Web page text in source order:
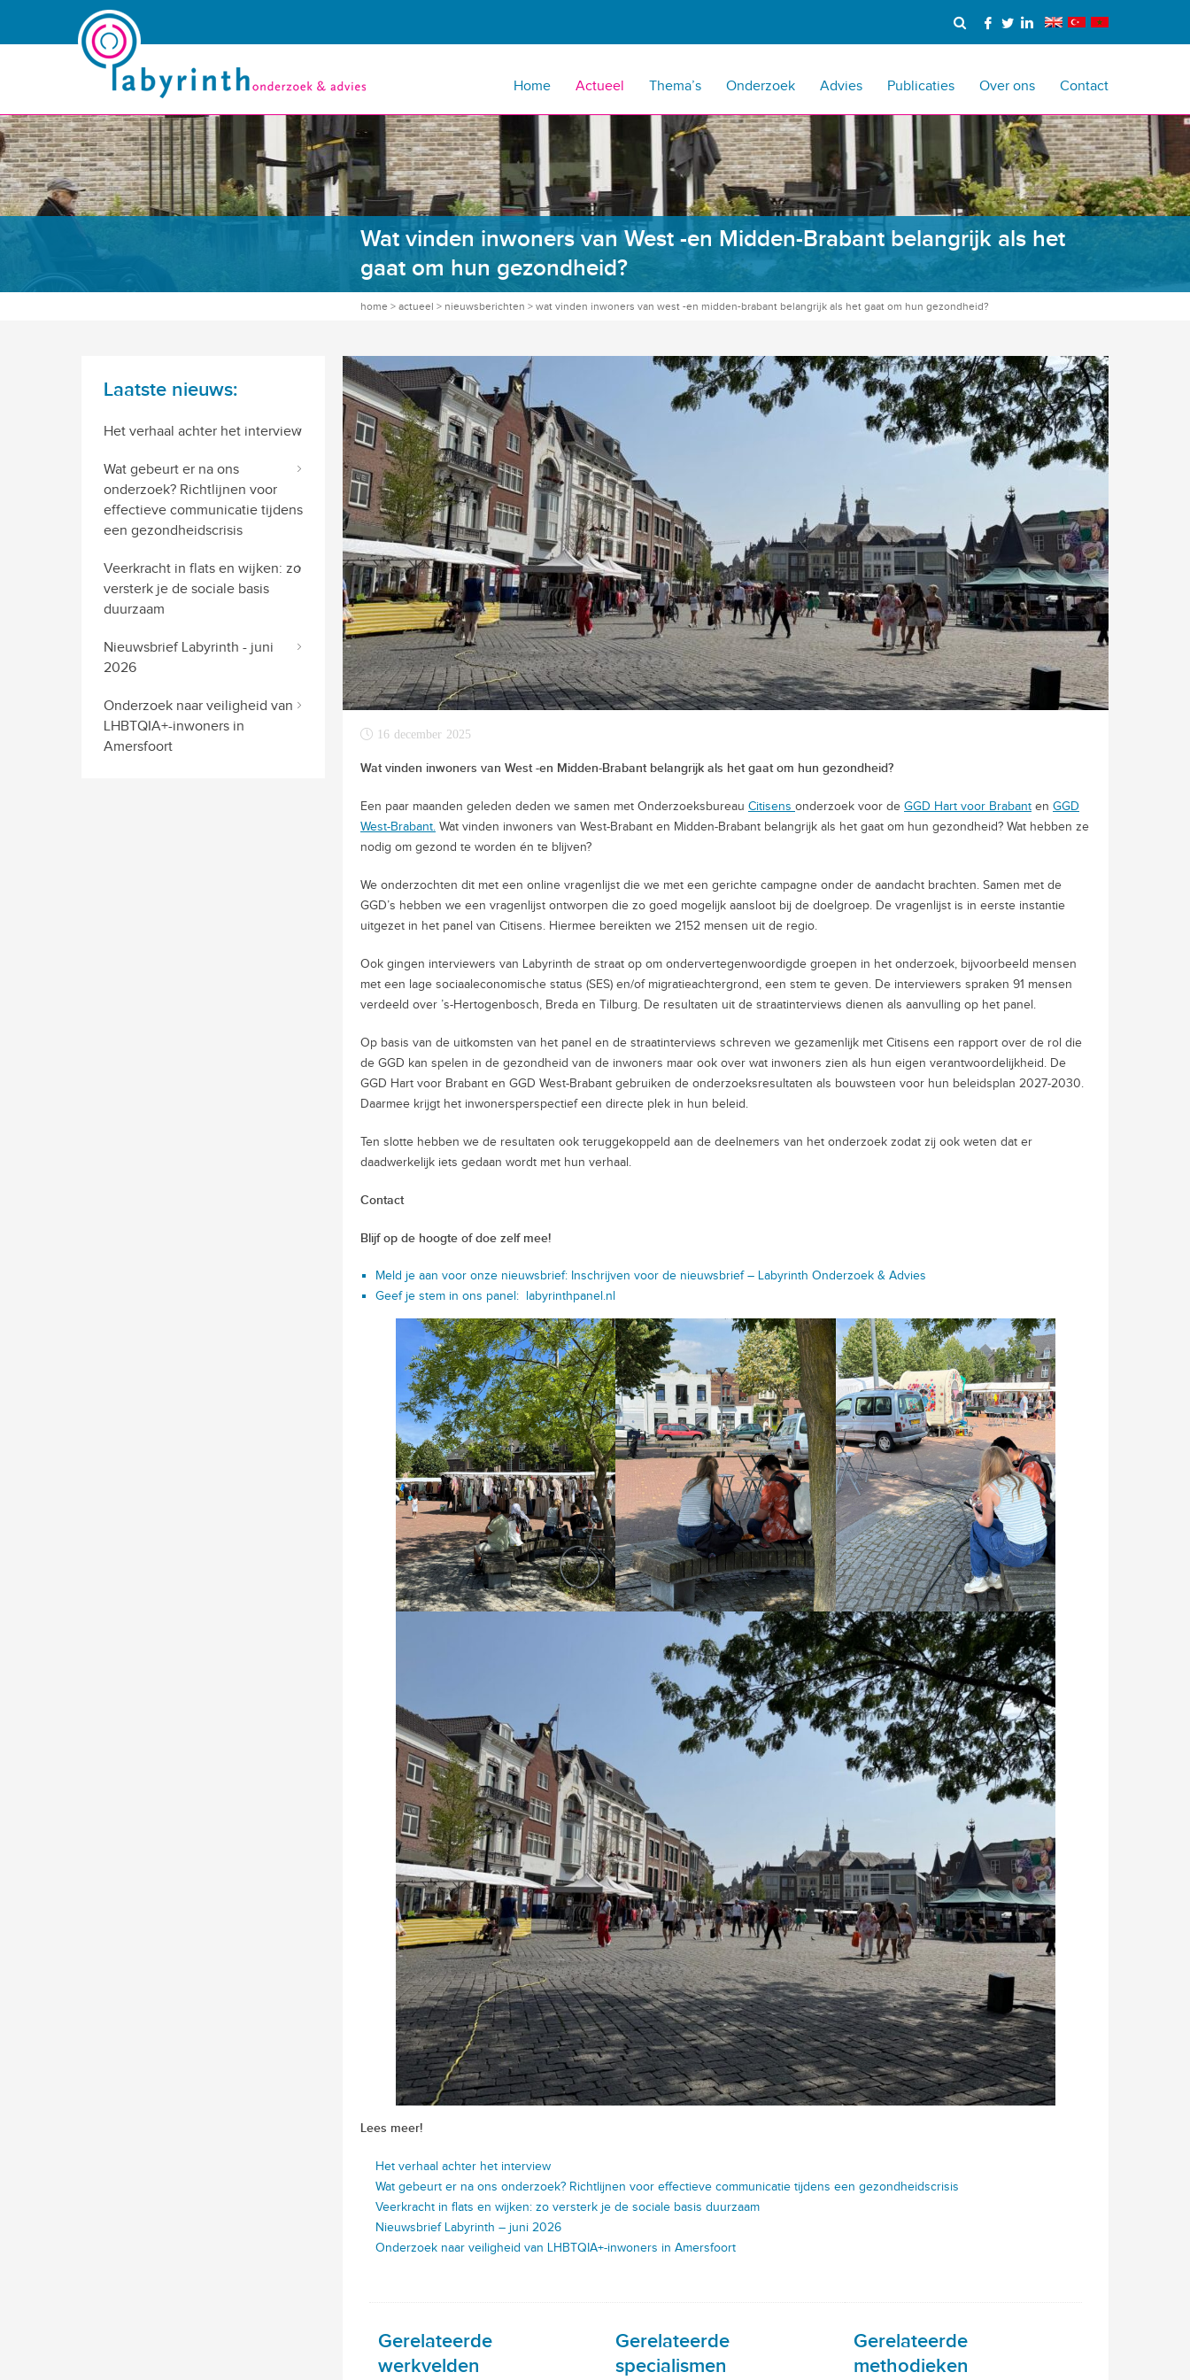
Home Actueel Thema’s Onderzoek Advies Publicaties Over ons Contact
Wat vinden inwoners van West -en Midden-Brabant belangrijk als het
gaat om hun gezondheid?
home > actueel > nieuwsberichten > wat vinden inwoners van west -en midden-brabant belangrijk als het gaat om hun gezondheid?
Laatste nieuws:
Het verhaal achter het interview
Wat gebeurt er na ons
onderzoek? Richtlijnen voor
effectieve communicatie tijdens
een gezondheidscrisis
Veerkracht in flats en wijken: zo
versterk je de sociale basis
duurzaam
Nieuwsbrief Labyrinth - juni
2026
Onderzoek naar veiligheid van
LHBTQIA+-inwoners in
Amersfoort
16 december 2025
Wat vinden inwoners van West -en Midden-Brabant belangrijk als het gaat om hun gezondheid?
Een paar maanden geleden deden we samen met Onderzoeksbureau Citisens onderzoek voor de GGD Hart voor Brabant en GGD
West-Brabant. Wat vinden inwoners van West-Brabant en Midden-Brabant belangrijk als het gaat om hun gezondheid? Wat hebben ze
nodig om gezond te worden én te blijven?
We onderzochten dit met een online vragenlijst die we met een gerichte campagne onder de aandacht brachten. Samen met de
GGD’s hebben we een vragenlijst ontworpen die zo goed mogelijk aansloot bij de doelgroep. De vragenlijst is in eerste instantie
uitgezet in het panel van Citisens. Hiermee bereikten we 2152 mensen uit de regio.
Ook gingen interviewers van Labyrinth de straat op om ondervertegenwoordigde groepen in het onderzoek, bijvoorbeeld mensen
met een lage sociaaleconomische status (SES) en/of migratieachtergrond, een stem te geven. De interviewers spraken 91 mensen
verdeeld over ’s-Hertogenbosch, Breda en Tilburg. De resultaten uit de straatinterviews dienen als aanvulling op het panel.
Op basis van de uitkomsten van het panel en de straatinterviews schreven we gezamenlijk met Citisens een rapport over de rol die
de GGD kan spelen in de gezondheid van de inwoners maar ook over wat inwoners zien als hun eigen verantwoordelijkheid. De
GGD Hart voor Brabant en GGD West-Brabant gebruiken de onderzoeksresultaten als bouwsteen voor hun beleidsplan 2027-2030.
Daarmee krijgt het inwonersperspectief een directe plek in hun beleid.
Ten slotte hebben we de resultaten ook teruggekoppeld aan de deelnemers van het onderzoek zodat zij ook weten dat er
daadwerkelijk iets gedaan wordt met hun verhaal.
Contact
Blijf op de hoogte of doe zelf mee!
Meld je aan voor onze nieuwsbrief: Inschrijven voor de nieuwsbrief – Labyrinth Onderzoek & Advies
Geef je stem in ons panel: labyrinthpanel.nl
Lees meer!
Het verhaal achter het interview
Wat gebeurt er na ons onderzoek? Richtlijnen voor effectieve communicatie tijdens een gezondheidscrisis
Veerkracht in flats en wijken: zo versterk je de sociale basis duurzaam
Nieuwsbrief Labyrinth – juni 2026
Onderzoek naar veiligheid van LHBTQIA+-inwoners in Amersfoort
Gerelateerde
werkvelden
Gerelateerde
specialismen
Gerelateerde
methodieken